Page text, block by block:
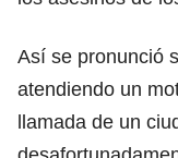
Así se pronunció
atendiendo un
llamada de un